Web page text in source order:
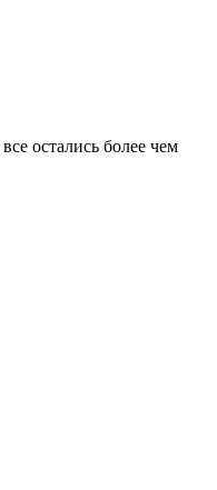
остались более чем